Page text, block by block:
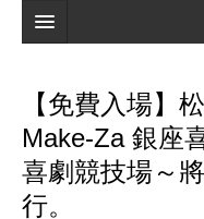
搜索
最新信息
【免費入場】
Make-Za 銀座
喜劇競技場～
行。